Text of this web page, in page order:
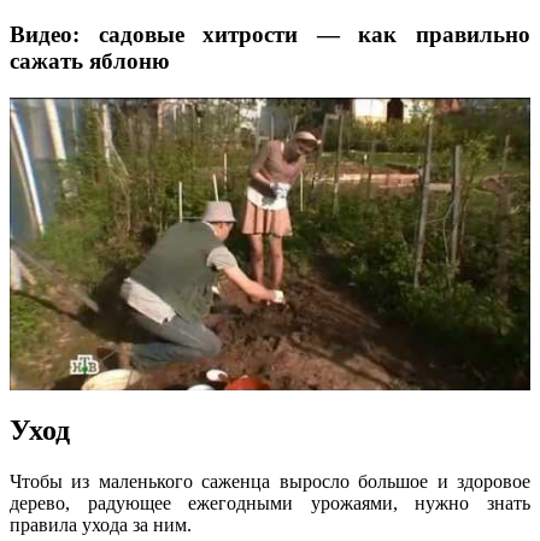
Видео: садовые хитрости — как правильно
сажать яблоню
Уход
Чтобы из маленького саженца выросло большое и здоровое
дерево, радующее ежегодными урожаями, нужно знать
правила ухода за ним.